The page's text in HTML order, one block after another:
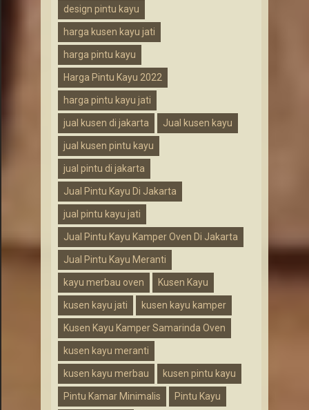
design pintu kayu
harga kusen kayu jati
harga pintu kayu
Harga Pintu Kayu 2022
harga pintu kayu jati
jual kusen di jakarta Jual kusen kayu
jual kusen pintu kayu
jual pintu di jakarta
Jual Pintu Kayu Di Jakarta
jual pintu kayu jati
Jual Pintu Kayu Kamper Oven Di Jakarta
Jual Pintu Kayu Meranti
kayu merbau oven Kusen Kayu
kusen kayu jati kusen kayu kamper
Kusen Kayu Kamper Samarinda Oven
kusen kayu meranti
kusen kayu merbau kusen pintu kayu
Pintu Kamar Minimalis Pintu Kayu